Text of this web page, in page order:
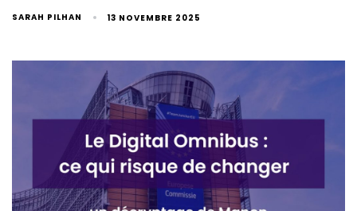
SARAH PILHAN 13 NOVEMBRE 2025